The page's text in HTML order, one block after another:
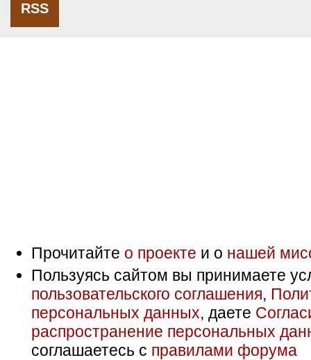
RSS
Прочитайте о проекте и о нашей
Пользуясь сайтом вы принимаете
пользовательского соглашения,
персональных данных, даете
распространение персональных
соглашаетесь с правилами форума